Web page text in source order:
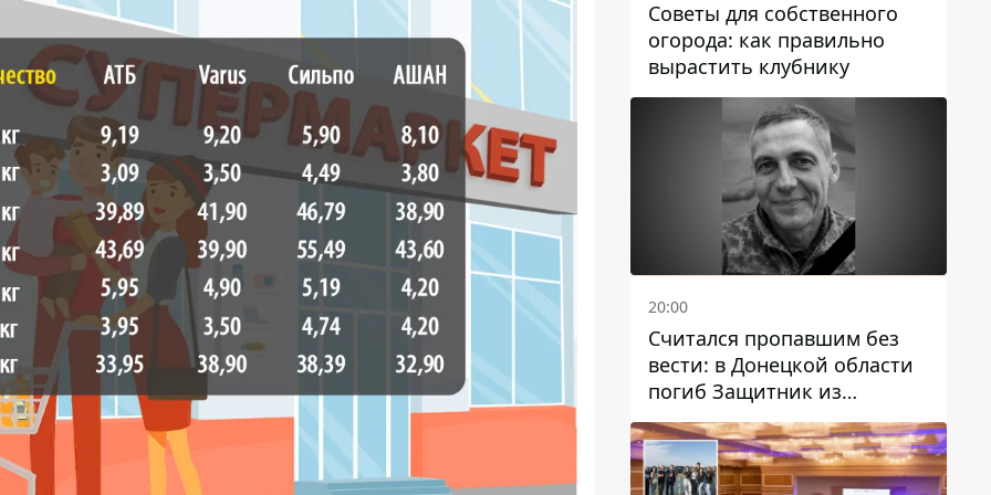
Советы для собственного
огорода: как правильно
вырастить клубнику
20:00
Считался пропавшим без
вести: в Донецкой области
погиб Защитник из
Каменского Антон
Красовский